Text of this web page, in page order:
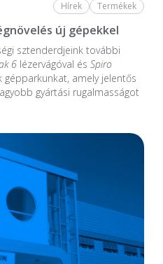
Hírek Termékek
új gépekkel
sztenderdjeink további
6lézervágóval és Spiro
amely jelentős
gyártási rugalmasságot